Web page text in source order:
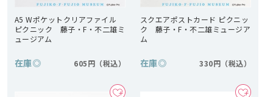
A5 Wポケットクリアファイル
ピクニック 藤子・F・不二雄ミ
ュージアム
在庫◎ 605円
スクエアポストカード ピクニッ
ク 藤子・F・不二雄ミュージア
ム
在庫◎ 330円